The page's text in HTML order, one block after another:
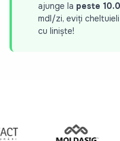
ajunge la peste
mdl/zi, eviți
cu liniște!